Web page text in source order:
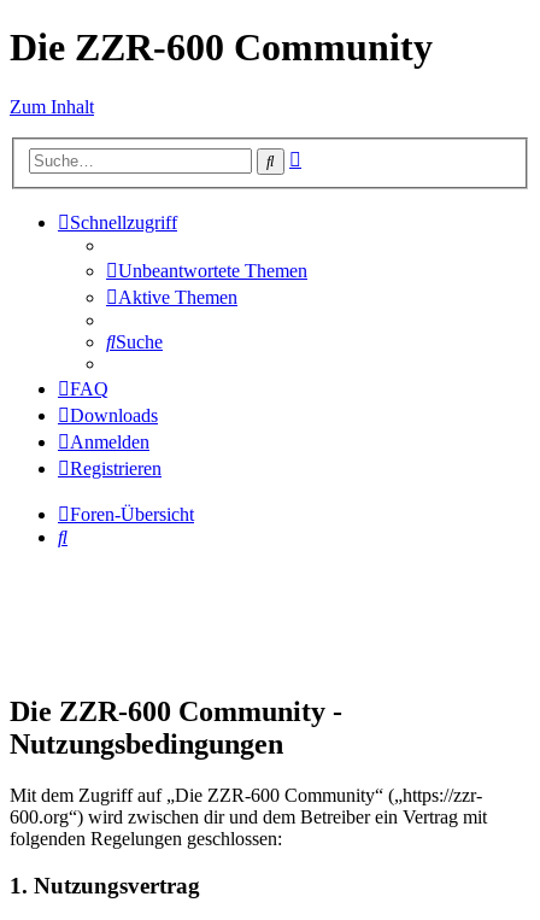
Die ZZR-600 Community
Zum Inhalt
Suche
Schnellzugriff
Unbeantwortete Themen
Aktive Themen
Suche
FAQ
Downloads
Anmelden
Registrieren
Foren-Übersicht
Suche
Die ZZR-600 Community -
Nutzungsbedingungen
Mit dem Zugriff auf „Die ZZR-600 Community“ („https://zzr-
600.org“) wird zwischen dir und dem Betreiber ein Vertrag mit
folgenden Regelungen geschlossen:
1. Nutzungsvertrag